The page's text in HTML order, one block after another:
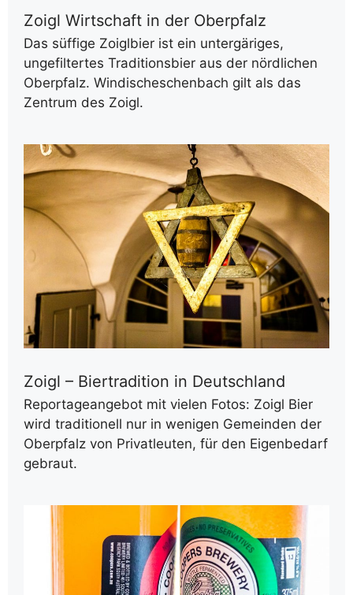
Zoigl Wirtschaft in der Oberpfalz
Das süffige Zoiglbier ist ein untergäriges,
ungefiltertes Traditionsbier aus der nördlichen
Oberpfalz. Windischeschenbach gilt als das
Zentrum des Zoigl.
Zoigl – Biertradition in Deutschland
Reportageangebot mit vielen Fotos: Zoigl Bier
wird traditionell nur in wenigen Gemeinden der
Oberpfalz von Privatleuten, für den Eigenbedarf
gebraut.